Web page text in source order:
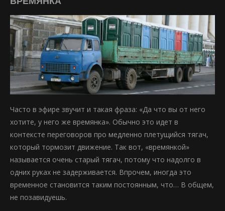
Часто в эфире звучит и такая фраза: «Да что вы от него
хотите, у него же времянка». Обычно это идет в
контексте переговоров про медленно плетущийся тягач,
который тормозит движение. Так вот, «времянкой»
называется очень старый тягач, потому что надолго в
одних руках не задерживается. Впрочем, иногда это
временное становится таким постоянным, что… В общем,
не позавидуешь.